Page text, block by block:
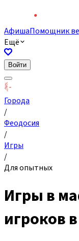
АфишаПомощник
Ещё
Войти
Города
/
Феодосия
/
Игры
/
Для опытных
Игры в
игроков